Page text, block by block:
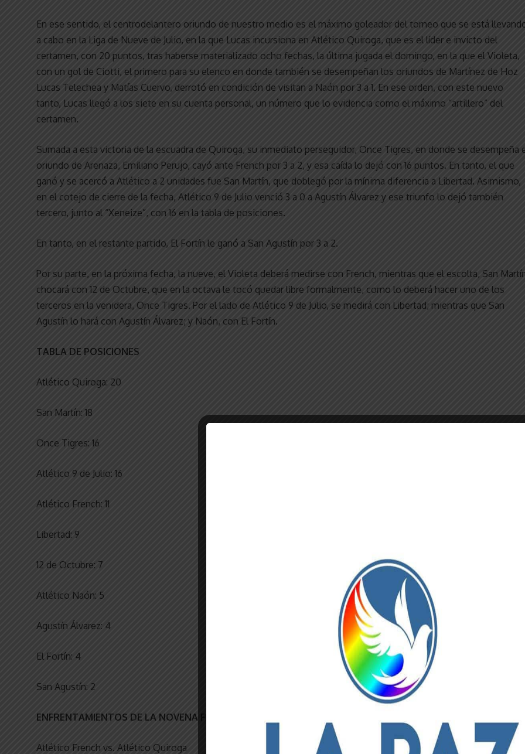
En ese sentido, el centrodelantero oriundo de nuestro medio es el máximo goleador del torneo que se está
a cabo en la Liga de Nueve de Julio, en la que Lucas incursiona en Atlético Quiroga, que es el líder e invicto del
certamen, con 20 puntos, tras haberse materializado ocho fechas, la última jugada el domingo, en la que el Violeta,
con un gol de Ciotti, el primero para su elenco en donde también se desempeñan los oriundos de Martínez de Hoz
Lucas Telechea y Matías Cuervo, derrotó en condición de visitan a Naón por 3 a 1. En ese orden, con este nuevo
tanto, Lucas llegó a los siete en su cuenta personal, un número que lo evidencia como el máximo “artillero” del
certamen.
Sumada a esta victoria de la escuadra de Quiroga, su inmediato perseguidor, Once Tigres, en donde se desempeña
oriundo de Arenaza, Emiliano Perujo, cayó ante French por 3 a 2, y esa caída lo dejó con 16 puntos. En tanto, el que
ganó y se acercó a Atlético a 2 unidades fue San Martín, que doblegó por la mínima diferencia a Libertad. Asimismo,
en el cotejo de cierre de la fecha, Atlético 9 de Julio venció 3 a 0 a Agustín Álvarez y ese triunfo lo dejó también
tercero, junto al “Xeneize”, con 16 en la tabla de posiciones.
En tanto, en el restante partido, El Fortín le ganó a San Agustín por 3 a 2.
Por su parte, en la próxima fecha, la nueve, el Violeta deberá medirse con French, mientras que el escolta, San
chocará con 12 de Octubre, que en la octava le tocó quedar libre formalmente, como lo deberá hacer uno de los
terceros en la venidera, Once Tigres. Por el lado de Atlético 9 de Julio, se medirá con Libertad; mientras que San
Agustín lo hará con Agustín Álvarez; y Naón, con El Fortín.
TABLA DE POSICIONES
Atlético Quiroga: 20
San Martín: 18
Once Tigres: 16
Atlético 9 de Julio: 16
Atlético French: 11
Libertad: 9
12 de Octubre: 7
Atlético Naón: 5
Agustín Álvarez: 4
El Fortín: 4
San Agustín: 2
ENFRENTAMIENTOS DE LA NOVENA FECHA
Atlético French vs. Atlético Quiroga